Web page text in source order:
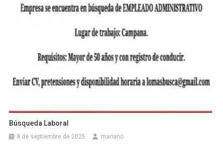
Búsqueda Laboral
8 de septiembre de 2025 mariano